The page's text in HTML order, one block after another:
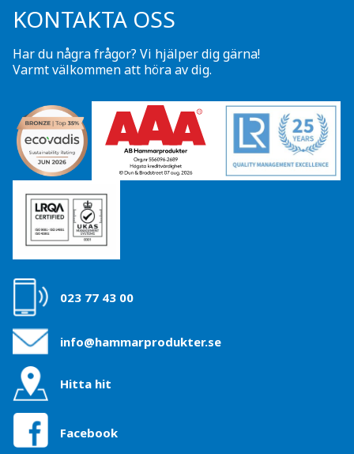
KONTAKTA OSS
Har du några frågor? Vi hjälper dig gärna!
Varmt välkommen att höra av dig.
023 77 43 00
info@hammarprodukter.se
Hitta hit
Facebook